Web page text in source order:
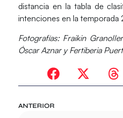
distancia en la tabla de
intenciones en la temporada
Fotografías: Fraikin
Óscar Aznar y Fertiberia
ANTERIOR